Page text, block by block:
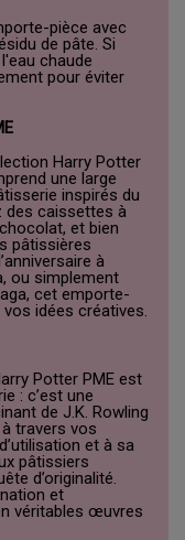
pièce avec
de pâte. Si
chaude
pour éviter
Harry Potter
une large
inspirés du
des caissettes à
et bien
pâtissières
à
ou simplement
cet emporte-
idées créatives.
Potter PME est
: c’est une
de J.K. Rowling
travers vos
et à sa
pâtissiers
d’originalité.
et
véritables œuvres